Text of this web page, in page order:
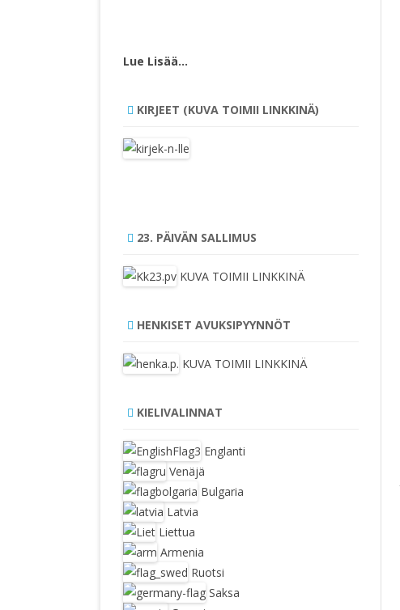
Lue Lisää…
KIRJEET (KUVA TOIMII LINKKINÄ)
23. PÄIVÄN SALLIMUS
KUVA TOIMII LINKKINÄ
HENKISET AVUKSIPYYNNÖT
KUVA TOIMII LINKKINÄ
KIELIVALINNAT
Englanti
Venäjä
Bulgaria
Latvia
Liettua
Armenia
Ruotsi
Saksa